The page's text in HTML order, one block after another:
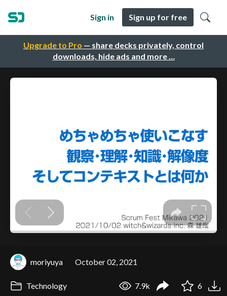
Upgrade to Pro — share decks privately, control
downloads, hide ads and more …
Sign in Sign up for free
moriyuya October 02, 2021
Technology 7.9k 6